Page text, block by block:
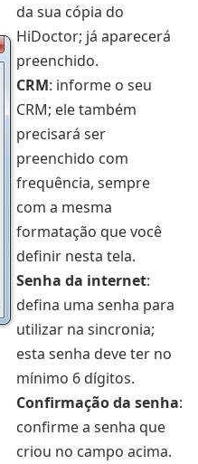
da sua cópia do
HiDoctor; já aparecerá
preenchido.
CRM: informe o seu
CRM; ele também
precisará ser
preenchido com
frequência, sempre
com a mesma
formatação que você
definir nesta tela.
Senha da internet:
defina uma senha para
utilizar na sincronia;
esta senha deve ter no
mínimo 6 dígitos.
Confirmação da senha:
confirme a senha que
criou no campo acima.